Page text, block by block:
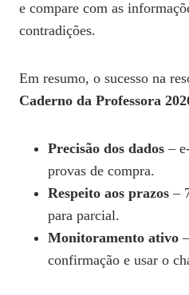
e compare com as
contradições.
Em resumo, o sucesso na
Caderno da Professora
Precisão dos dados –
provas de compra.
Respeito aos prazos –
para parcial.
Monitoramento ativo
confirmação e usar o